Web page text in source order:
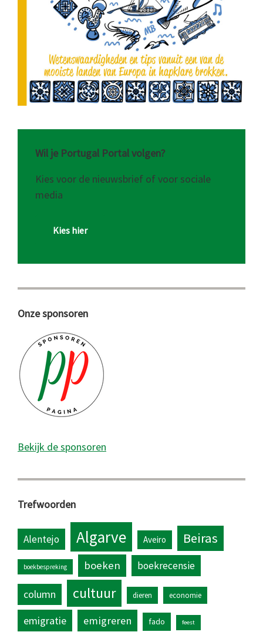
Wil je Portugal Portal volgen?
Kies voor de nieuwsbrief of voor sociale
media
Kies hier
Onze sponsoren
Bekijk de sponsoren
Trefwoorden
Alentejo Algarve Aveiro Beiras
boekbespreking boeken boekrecensie
column cultuur dieren economie
emigratie emigreren fado feest